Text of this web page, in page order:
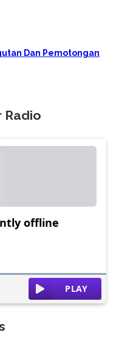
Dan Pemotongan
Radio